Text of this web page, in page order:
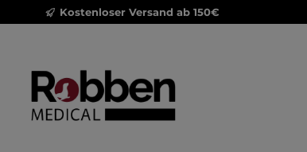
Hauptinhalt springen
Zur Suche springen
Zur Hauptnavigation springen
Kostenloser Versand ab 150€